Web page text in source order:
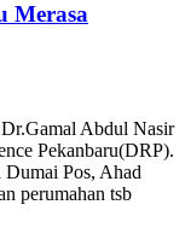
Merasa
Abdul Nasir
Pekanbaru(DRP).
Pos, Ahad
perumahan tsb